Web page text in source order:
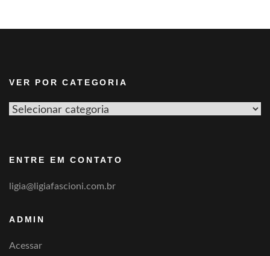
VER POR CATEGORIA
Ver
ENTRE EM CONTATO
ligia@ligiafascioni.com.br
ADMIN
Acessar